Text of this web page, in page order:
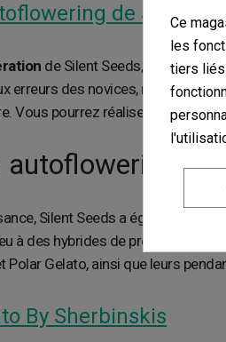
de Silent
de Silent Seeds, l’une des
erreurs des novices, ne faisant
Vous pourrez réaliser jusqu’à
autoflowering
Silent Seeds a également
à des hybrides de première
Polar Gelato, ainsi que leurs
By Sherbinskis
Ce
les
tiers